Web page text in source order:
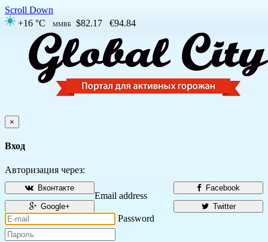
Scroll Down
+16 °C
ММВБ $82.17 €94.84
×
Вход
Авторизация через:
Facebook
Вконтакте
Twitter
Google+
Email address
Password